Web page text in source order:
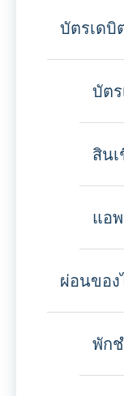
บัตรเดบิ
บัตร
สิน
แอ
ผ่อนของ
พัก